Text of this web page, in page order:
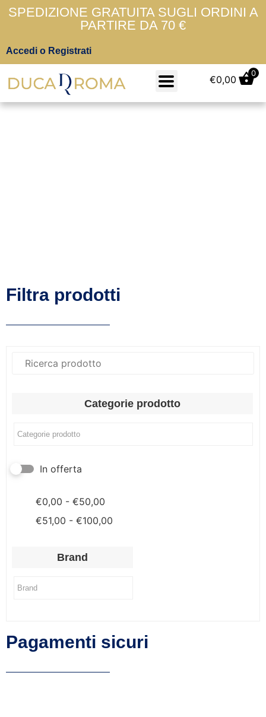
SPEDIZIONE GRATUITA SUGLI ORDINI A
PARTIRE DA 70 €
Accedi o Registrati
€0,00
0
Filtra prodotti
Categorie prodotto
In offerta
€0,00 - €50,00
€51,00 - €100,00
Brand
Pagamenti sicuri